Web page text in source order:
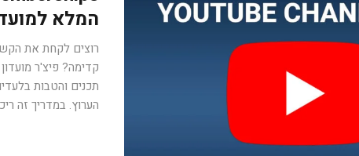
המלא
רוצים לקחת את
תכנים והטבות
הערוץ. במדריך זה